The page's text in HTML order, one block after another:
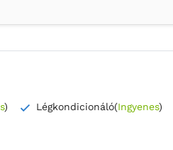
) Légkondicionáló(Ingyenes)